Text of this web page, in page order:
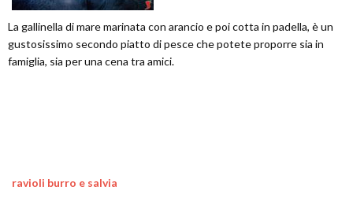
La gallinella di mare marinata con arancio e poi cotta in padella, è un
gustosissimo secondo piatto di pesce che potete proporre sia in
famiglia, sia per una cena tra amici.
ravioli burro e salvia